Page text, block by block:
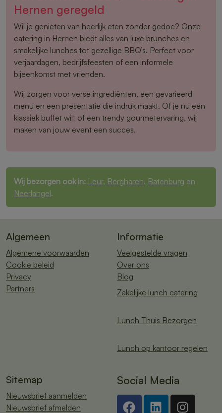
Hernen geregeld
Wil je genieten van heerlijk eten zonder gedoe? Onze
catering in Hernen biedt alles van luxe brunches en
smakelijke lunches tot gezellige BBQ’s. Perfect voor
verjaardagen, bedrijfsfeesten of een informele
bijeenkomst met vrienden.
Wij zorgen voor verse ingrediënten, een gevarieerd
menu en een presentatie die indruk maakt. Of je nu een
klassiek buffet wilt of een trendy gourmetervaring, wij
maken van jouw event een succes.
Wij bezorgen ook in: Leur, Bergharen, Batenburg en
Neerlangel.
Algemeen
Algemene voorwaarden
Cookie beleid
Privacy
Partners
Informatie
Veelgestelde vragen
Over ons
Blog
Zakelijke lunch catering
Lunch Thuis Bezorgen
Lunch op kantoor regelen
Sitemap
Nieuwsbrief aanmelden
Nieuwsbrief afmelden
Social Media